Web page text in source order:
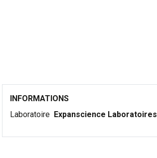
INFORMATIONS
Laboratoire Expanscience Laboratoires